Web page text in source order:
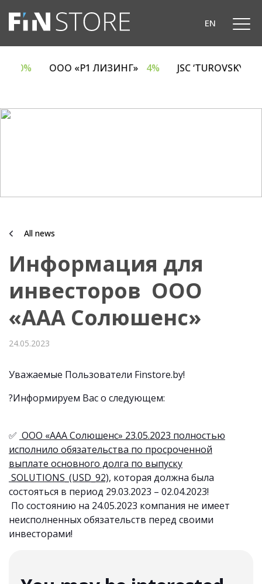
EN
6.70% ООО «Р1 ЛИЗИНГ» 4% JSC ‘TUROVSKY
All news
Информация для
инвесторов ООО
«ААА Солюшенс»
24.05.2023
Уважаемые Пользователи Finstore.by!
?Информируем Вас о следующем:
✅ ООО «ААА Солюшенс» 23.05.2023 полностью
исполнило обязательства по просроченной
выплате основного долга по выпуску
SOLUTIONS_(USD_92), которая должна была
состояться в период 29.03.2023 – 02.04.2023!
По состоянию на 24.05.2023 компания не имеет
неисполненных обязательств перед своими
инвесторами!